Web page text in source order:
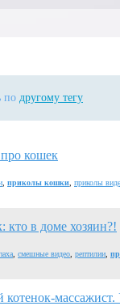
по другому тегу
кошек
приколы кошки приколы
кто в доме хозяин?!
смешные видео рептилии
массажист.